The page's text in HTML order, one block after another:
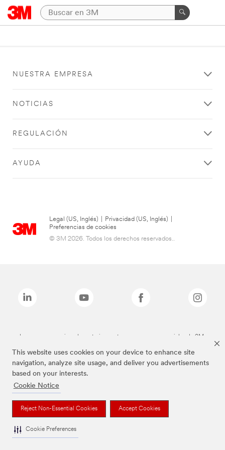
This website uses cookies on your device to enhance site
navigation, analyze site usage, and deliver you advertisements
based on your interests.
Cookie Notice
Reject Non-Essential Cookies Accept Cookies
Cookie Preferences
NUESTRA EMPRESA
NOTICIAS
REGULACIÓN
AYUDA
Legal (US, Inglés) Privacidad (US, Inglés)
Preferencias de cookies
© 3M 2026. Todos los derechos reservados..
Las marcas mencionadas anteriormente son marcas comerciales de 3M.